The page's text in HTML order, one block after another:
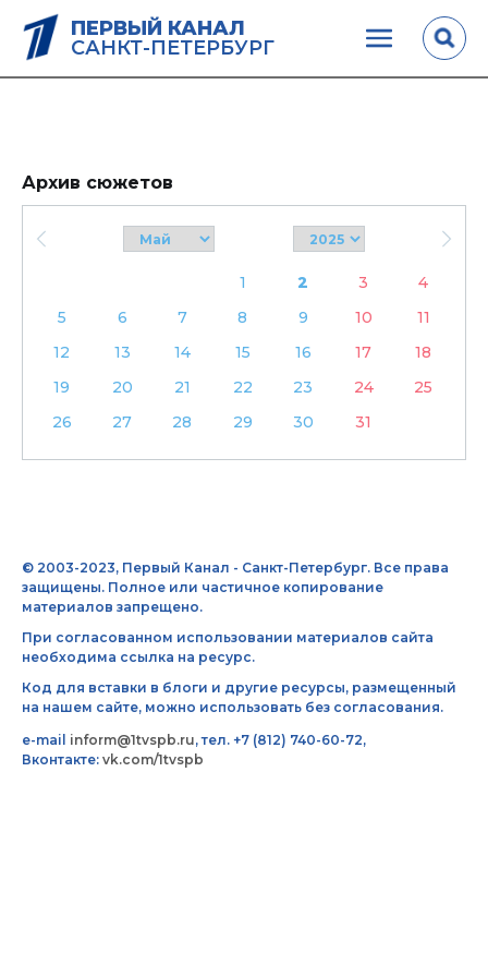
ПЕРВЫЙ КАНАЛ
САНКТ-ПЕТЕРБУРГ
Архив сюжетов
1 2 3
4
5
6 7 8 9 10
11
12
13 14 15 16 17
18
19
20 21 22 23 24
25
26
27 28 29 30 31
© 2003-2023, Первый Канал - Санкт-Петербург. Все права
защищены. Полное или частичное копирование
материалов запрещено.
При согласованном использовании материалов сайта
необходима ссылка на ресурс.
Код для вставки в блоги и другие ресурсы, размещенный
на нашем сайте, можно использовать без согласования.
e-mail inform@1tvspb.ru, тел. +7 (812) 740-60-72,
Вконтакте: vk.com/1tvspb